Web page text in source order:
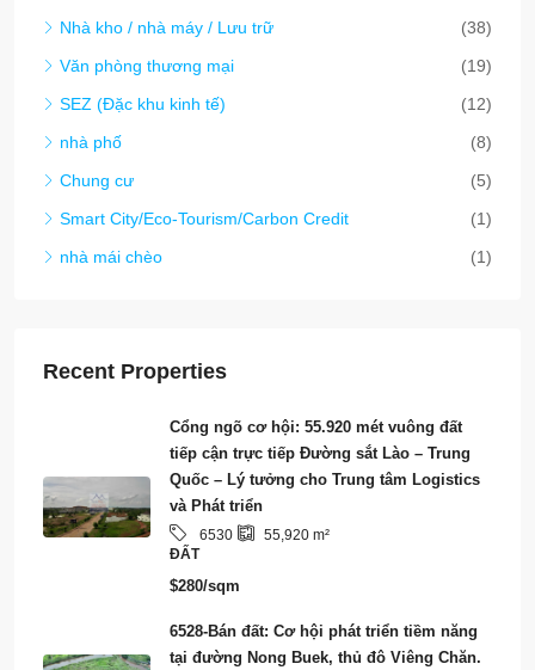
Nhà kho / nhà máy / Lưu trữ
(38)
Văn phòng thương mại
(19)
SEZ (Đặc khu kinh tế)
(12)
nhà phố
(8)
Chung cư
(5)
Smart City/Eco-Tourism/Carbon Credit
(1)
nhà mái chèo
(1)
Recent Properties
Cổng ngõ cơ hội: 55.920 mét vuông đất
tiếp cận trực tiếp Đường sắt Lào – Trung
Quốc – Lý tưởng cho Trung tâm Logistics
và Phát triển
6530 55,920 m²
ĐẤT
$280/sqm
6528-Bán đất: Cơ hội phát triển tiềm năng
tại đường Nong Buek, thủ đô Viêng Chăn.